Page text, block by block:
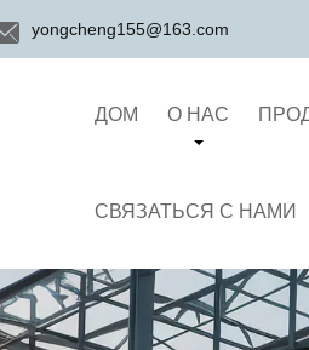
yongcheng155@163.com
ДОМ О НАС
СВЯЗАТЬСЯ С НАМИ